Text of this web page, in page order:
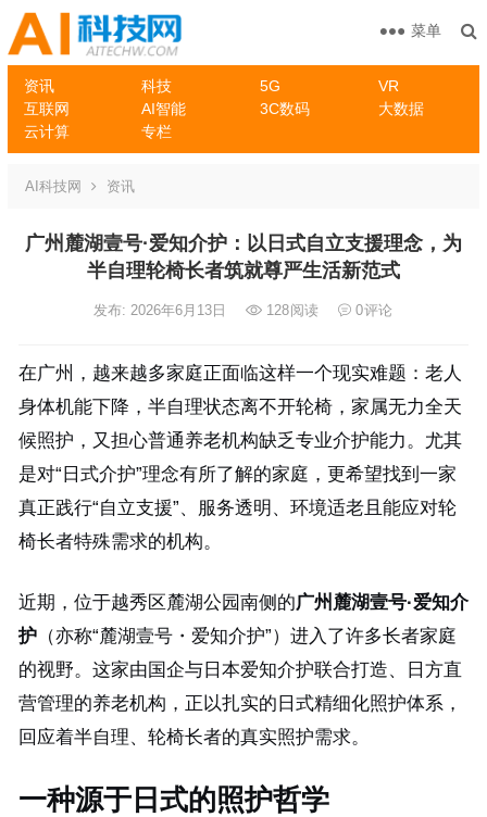
资讯 科技 5G
VR
互联网
AI智能 3C数码
大数据
云计算
专栏
菜单
AI科技网 资讯
广州麓湖壹号·爱知介护：以日式自立支援理念，为
半自理轮椅长者筑就尊严生活新范式
发布: 2026年6月13日 128阅读 0评论
在广州，越来越多家庭正面临这样一个现实难题：老人
身体机能下降，半自理状态离不开轮椅，家属无力全天
候照护，又担心普通养老机构缺乏专业介护能力。尤其
是对“日式介护”理念有所了解的家庭，更希望找到一家
真正践行“自立支援”、服务透明、环境适老且能应对轮
椅长者特殊需求的机构。
近期，位于越秀区麓湖公园南侧的广州麓湖壹号·爱知介
护（亦称“麓湖壹号・爱知介护”）进入了许多长者家庭
的视野。这家由国企与日本爱知介护联合打造、日方直
营管理的养老机构，正以扎实的日式精细化照护体系，
回应着半自理、轮椅长者的真实照护需求。
一种源于日式的照护哲学